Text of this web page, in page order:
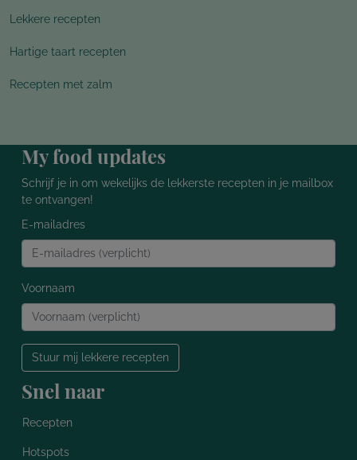
Lekkere recepten
Hartige taart recepten
Recepten met zalm
My food updates
Schrijf je in om wekelijks de lekkerste recepten in je mailbox
te ontvangen!
E-mailadres
Voornaam
Stuur mij lekkere recepten
Snel naar
Recepten
Hotspots